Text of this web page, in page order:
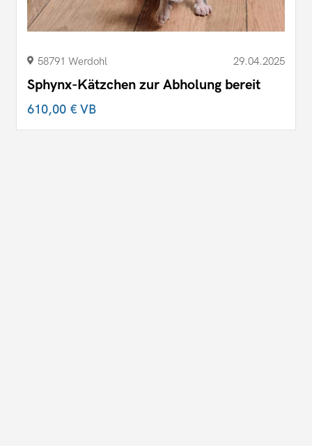
58791 Werdohl 29.04.2025
Sphynx-Kätzchen zur Abholung bereit
610,00 €VB